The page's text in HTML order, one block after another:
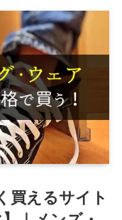
買えるサイト